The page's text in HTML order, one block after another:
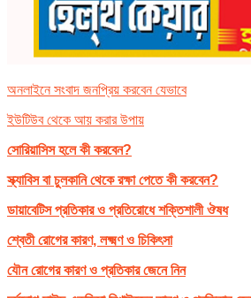
অনলাইনে সংবাদ জনপ্রিয় করবেন যেভাবে
ইউটিউব থেকে আয় করার উপায়
সোরিয়াসিস হলে কী করবেন?
স্ক্যাবিস বা চুলকানি থেকে রক্ষা পেতে কী করবেন?
ডায়াবেটিস প্রতিকার ও প্রতিরোধে শক্তিশালী ঔষধ
শ্বেতী রোগের কারণ, লক্ষ্মণ ও চিকিৎসা
যৌন রোগের কারণ ও প্রতিকার জেনে নিন